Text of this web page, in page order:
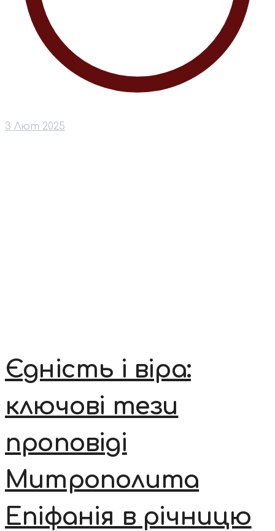
3 Лют 2025
Єдність і віра:
ключові тези
проповіді
Митрополита
Епіфанія в річницю